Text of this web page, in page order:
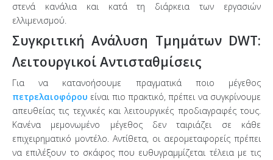
στενά κανάλια και κατά τη διάρκεια των εργασιών
ελλιμενισμού.
Συγκριτική Ανάλυση Τμημάτων DWT:
Λειτουργικοί Αντισταθμίσεις
Για να κατανοήσουμε πραγματικά ποιο μέγεθος
πετρελαιοφόρου είναι πιο πρακτικό, πρέπει να συγκρίνουμε
απευθείας τις τεχνικές και λειτουργικές προδιαγραφές τους.
Κανένα μεμονωμένο μέγεθος δεν ταιριάζει σε κάθε
επιχειρηματικό μοντέλο. Αντίθετα, οι αερομεταφορείς πρέπει
να επιλέξουν το σκάφος που ευθυγραμμίζεται τέλεια με τις